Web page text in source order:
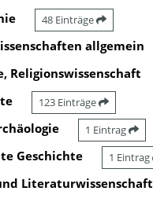
48 Einträge
allgemein
Religionswissenschaft
123 Einträge
1 Eintrag
Geschichte 1 Eintrag
Literaturwissenschaft